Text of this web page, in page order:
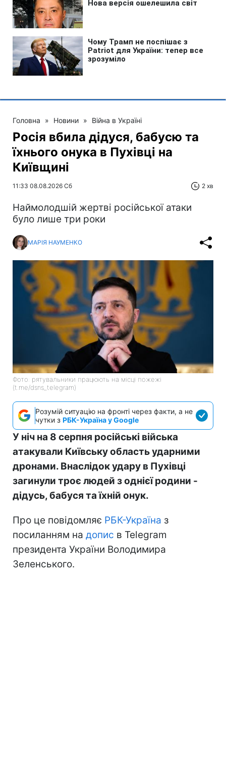
Головна » Новини » Війна в Україні
Росія вбила дідуся, бабусю та
їхнього онука в Пухівці на
Київщині
11:33 08.08.2026 Сб 2 хв
Наймолодшій жертві російської атаки
було лише три роки
МАРІЯ НАУМЕНКО
Фото: рятувальники працюють на місці пожежі
(t.me/dsns_telegram)
Розумій ситуацію на фронті через факти, а не
чутки з РБК-Україна у Google
У ніч на 8 серпня російські війська
атакували Київську область ударними
дронами. Внаслідок удару в Пухівці
загинули троє людей з однієї родини -
дідусь, бабуся та їхній онук.
Про це повідомляє РБК-Україна з
посиланням на допис в Telegram
президента України Володимира
Зеленського.